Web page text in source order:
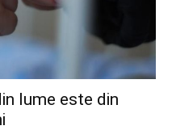
lume este din